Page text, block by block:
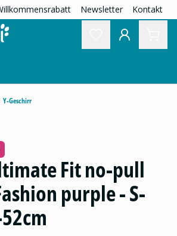
Newsletter Kontakt
Y-Geschirr
Fit no-pull
purple - S-